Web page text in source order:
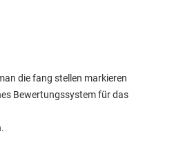
die fang stellen markieren
Bewertungssystem für das